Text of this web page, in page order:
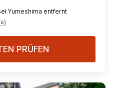
Yumeshima entfernt
PRÜFEN